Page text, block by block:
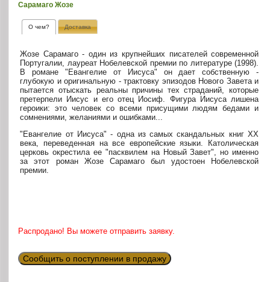
Сарамаго Жозе
О чем? Доставка
Жозе Сарамаго - один из крупнейших писателей современной
Португалии, лауреат Нобелевской премии по литературе (1998).
В романе "Евангелие от Иисуса" он дает собственную -
глубокую и оригинальную - трактовку эпизодов Нового Завета и
пытается отыскать реальны причины тех страданий, которые
претерпели Иисус и его отец Иосиф. Фигура Иисуса лишена
героики: это человек со всеми присущими людям бедами и
сомнениями, желаниями и ошибками...
"Евангелие от Иисуса" - одна из самых скандальных книг XX
века, переведенная на все европейские языки. Католическая
церковь окрестила ее "пасквилем на Новый Завет", но именно
за этот роман Жозе Сарамаго был удостоен Нобелевской
премии.
Распродано! Вы можете отправить заявку.
Сообщить о поступлении в продажу